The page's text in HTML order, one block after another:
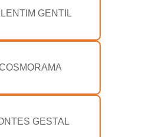
GENTIL
GESTAL